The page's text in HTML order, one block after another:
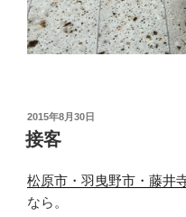
投
稿
日:
2015年8月30日
接客
松原市・羽曳野市・藤井
なら。